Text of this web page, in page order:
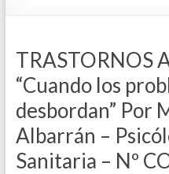
TRASTORNOS
“Cuando los
desbordan” Por
Albarrán –
Sanitaria – Nº